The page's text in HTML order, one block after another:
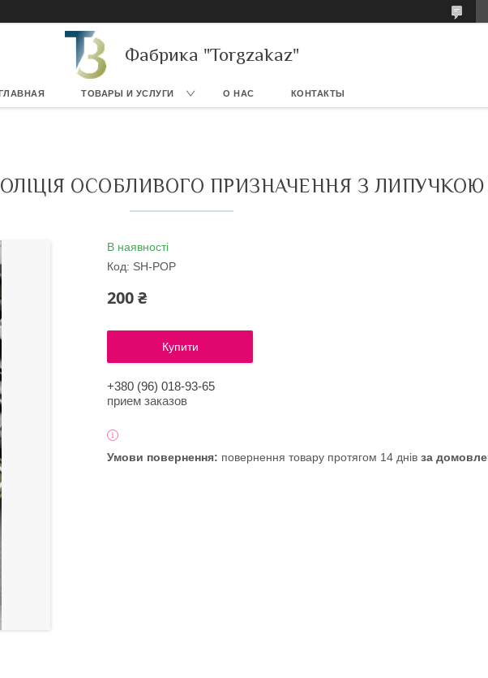
Фабрика "Torgzakaz"
ТОВАРЫ И УСЛУГИ О НАС КОНТАКТЫ
ОСОБЛИВОГО ПРИЗНАЧЕННЯ З
В наявності
Код: SH-POР
200 ₴
Купити
+380 (96) 018-93-65
прием заказов
повернення товару протягом 14 днів за